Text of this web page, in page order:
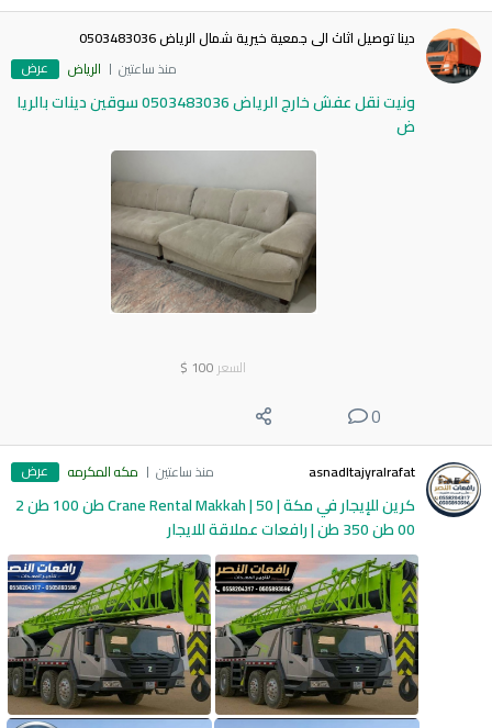
دينا توصيل اثاث الى جمعية خيرية شمال الرياض 0503483036
منذ ساعتين
الرياض عرض
ونيت نقل عفش خارج الرياض 0503483036 سوقين دينات بالريا
ض
السعر 100
$
0
asnadltajyralrafat منذ ساعتين مكه المكرمه عرض
كرين للإيجار في مكة | Crane Rental Makkah | 50 طن 100 طن 2
00 طن 350 طن | رافعات عملاقة للايجار